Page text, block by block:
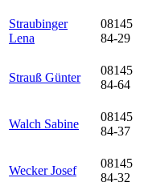
Straubinger
Lena
08145
84-29
Strauß Günter
08145
84-64
Walch Sabine
08145
84-37
Wecker Josef
08145
84-32